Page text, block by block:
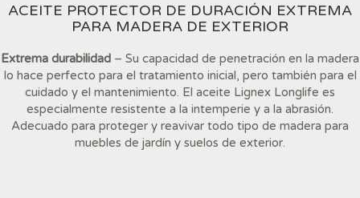
ACEITE PROTECTOR DE DURACIÓN EXTREMA
PARA MADERA DE EXTERIOR
Extrema durabilidad – Su capacidad de penetración en la madera
lo hace perfecto para el tratamiento inicial, pero también para el
cuidado y el mantenimiento. El aceite Lignex Longlife es
especialmente resistente a la intemperie y a la abrasión.
Adecuado para proteger y reavivar todo tipo de madera para
muebles de jardín y suelos de exterior.